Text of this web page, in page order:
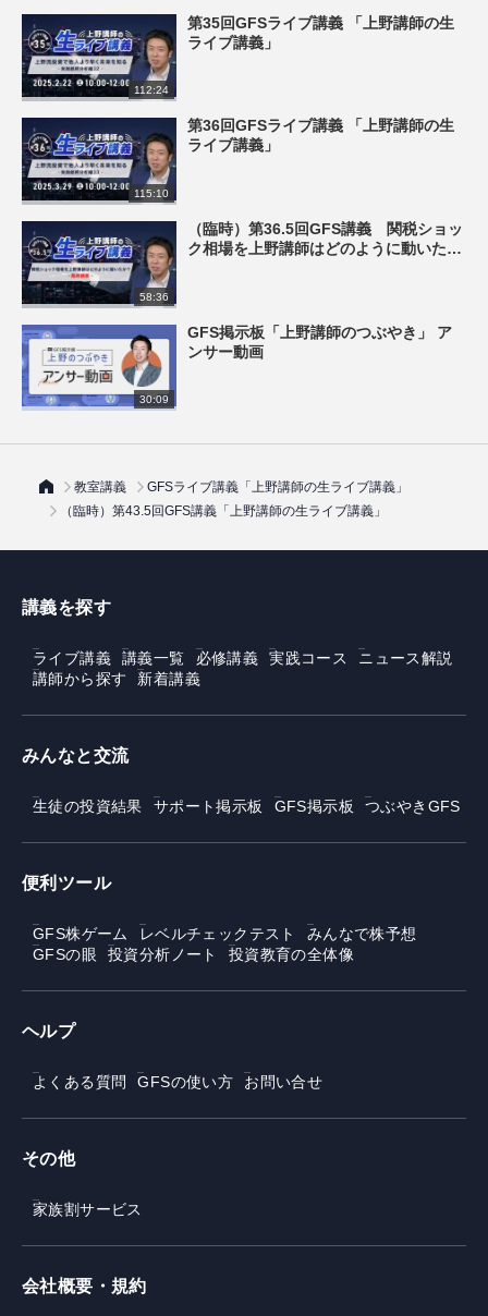
112:24
第35回GFSライブ講義 「上野講師の生
ライブ講義」
115:10
第36回GFSライブ講義 「上野講師の生
ライブ講義」
58:36
（臨時）第36.5回GFS講義 関税ショッ
ク相場を上野講師はどのように動いた
30:09
GFS掲示板「上野講師のつぶやき」 ア
ンサー動画
教室講義
GFSライブ講義「上野講師の生ライブ講義」
（臨時）第43.5回GFS講義「上野講師の生ライブ講義」
講義を探す
ライブ講義 講義一覧 必修講義 実践コース
ニュース解説
講師から探す
新着講義
みんなと交流
生徒の投資結果 サポート掲示板 GFS掲示板 つぶやきGFS
便利ツール
GFS株ゲーム レベルチェックテスト
みんなで株予想
GFSの眼
投資分析ノート 投資教育の全体像
ヘルプ
よくある質問 GFSの使い方 お問い合せ
その他
家族割サービス
会社概要・規約